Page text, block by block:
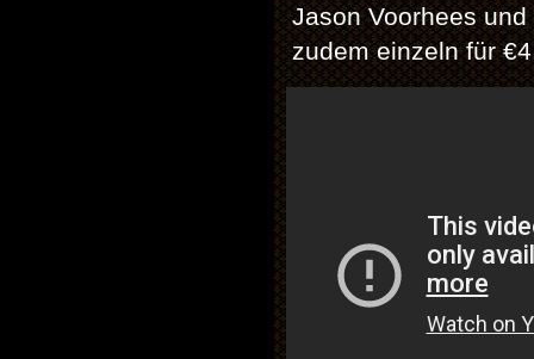
Jason Voorhees
zudem einzeln für